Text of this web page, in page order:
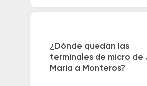
¿Dónde quedan las
terminales de micro de
Maria a Monteros?